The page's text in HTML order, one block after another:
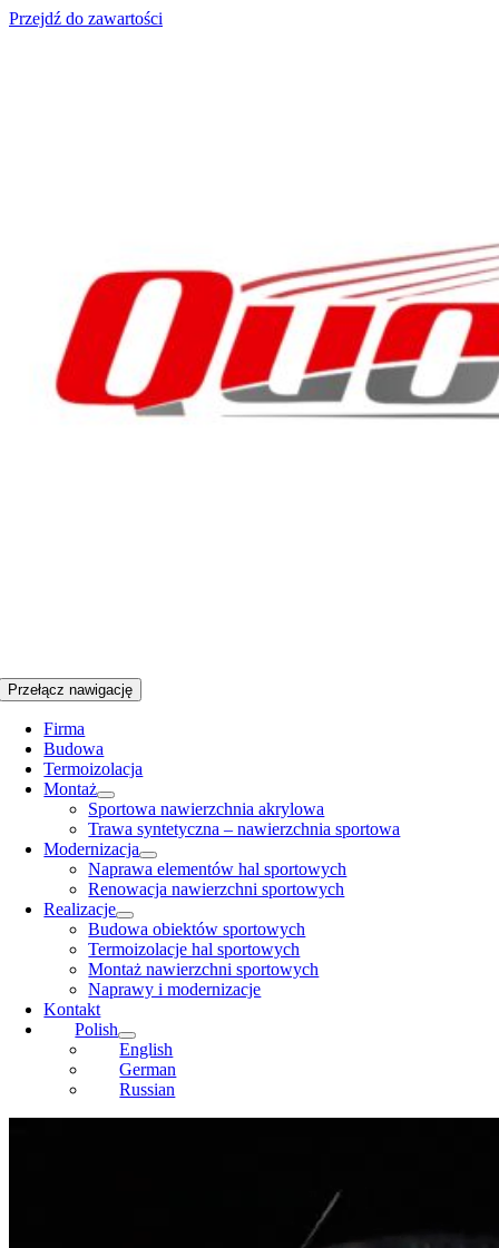
Przejdź do zawartości
Przełącz nawigację
Firma
Budowa
Termoizolacja
Montaż
Sportowa nawierzchnia akrylowa
Trawa syntetyczna – nawierzchnia sportowa
Modernizacja
Naprawa elementów hal sportowych
Renowacja nawierzchni sportowych
Realizacje
Budowa obiektów sportowych
Termoizolacje hal sportowych
Montaż nawierzchni sportowych
Naprawy i modernizacje
Kontakt
Polish
English
German
Russian